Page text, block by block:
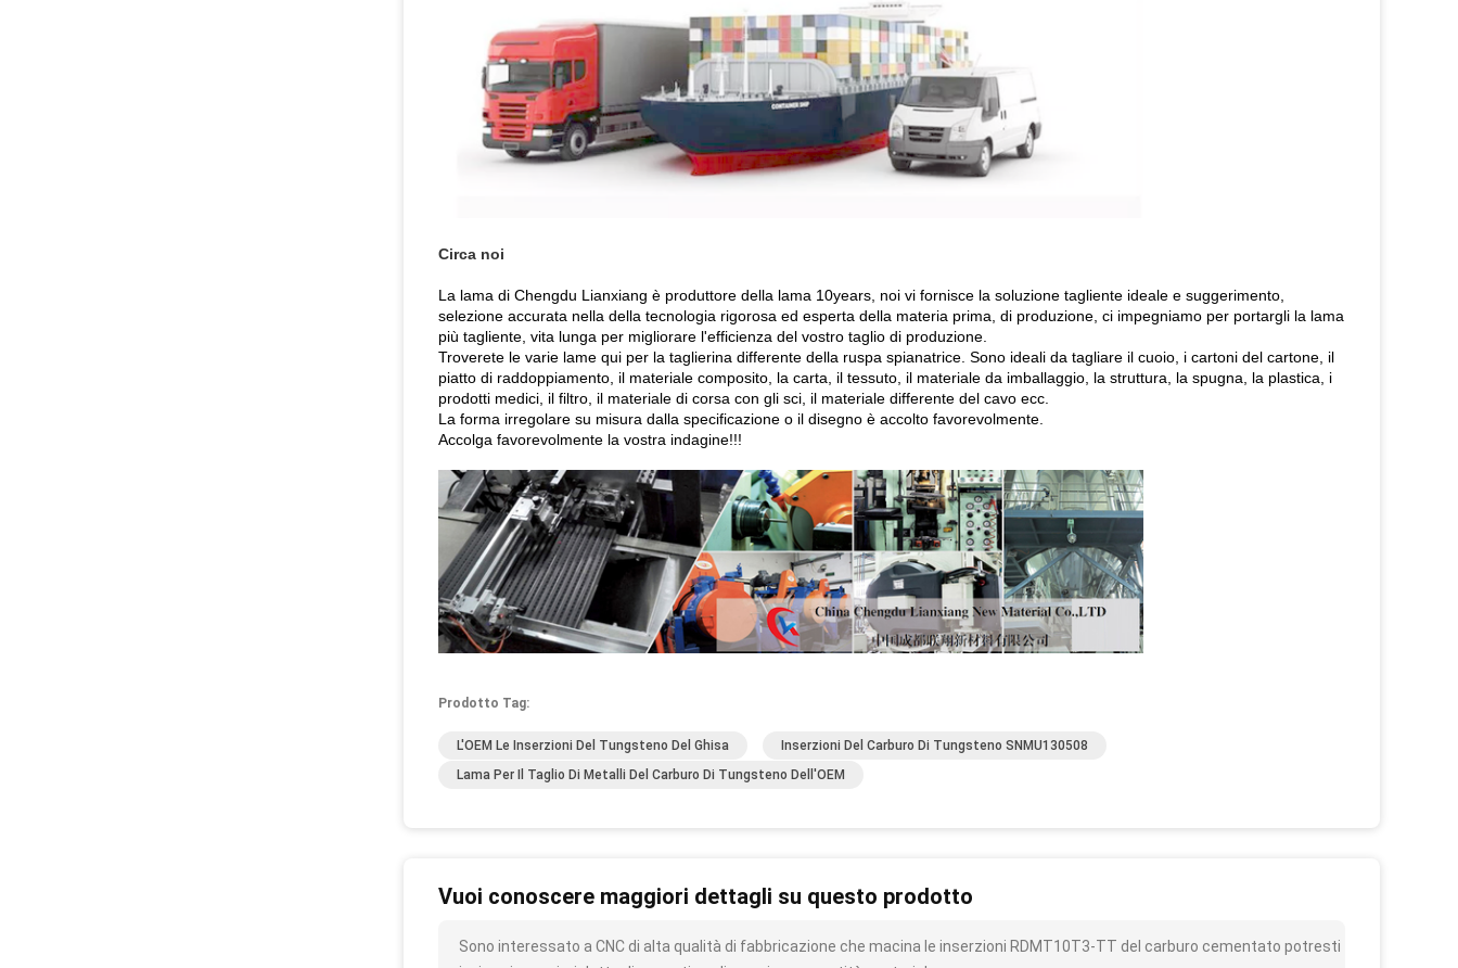
Circa noi
La lama di Chengdu Lianxiang è produttore della lama 10years, noi vi fornisce la soluzione tagliente ideale e suggerimento,
selezione accurata nella della tecnologia rigorosa ed esperta della materia prima, di produzione, ci impegniamo per portargli la lama
più tagliente, vita lunga per migliorare l'efficienza del vostro taglio di produzione.
Troverete le varie lame qui per la taglierina differente della ruspa spianatrice. Sono ideali da tagliare il cuoio, i cartoni del cartone, il
piatto di raddoppiamento, il materiale composito, la carta, il tessuto, il materiale da imballaggio, la struttura, la spugna, la plastica, i
prodotti medici, il filtro, il materiale di corsa con gli sci, il materiale differente del cavo ecc.
La forma irregolare su misura dalla specificazione o il disegno è accolto favorevolmente.
Accolga favorevolmente la vostra indagine!!!
Prodotto Tag:
L'OEM Le Inserzioni Del Tungsteno Del Ghisa
Inserzioni Del Carburo Di Tungsteno SNMU130508
Lama Per Il Taglio Di Metalli Del Carburo Di Tungsteno Dell'OEM
Vuoi conoscere maggiori dettagli su questo prodotto
Sono interessato a CNC di alta qualità di fabbricazione che macina le inserzioni RDMT10T3-TT del carburo cementato potresti